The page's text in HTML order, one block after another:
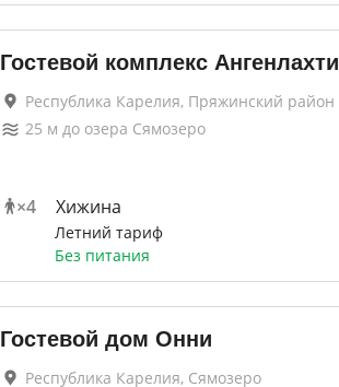
Гостевой комплекс Ангенлахти
Республика Карелия, Пряжинский район
25 м до озера Сямозеро
×4 Хижина
Летний тариф
Без питания
Гостевой дом Онни
Республика Карелия, Сямозеро